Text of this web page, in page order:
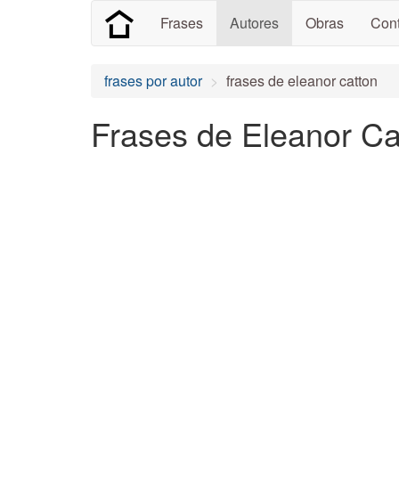
Frases Autores Obras
frases por autor frases de eleanor catton
Frases de Eleanor